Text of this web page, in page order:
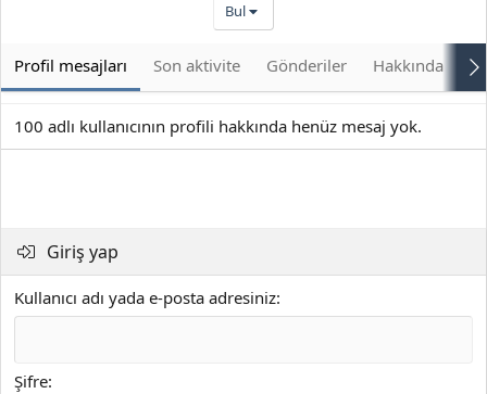
Bul
Profil mesajları Son aktivite Gönderiler Hakkında
100 adlı kullanıcının profili hakkında henüz mesaj yok.
Giriş yap
Kullanıcı adı yada e-posta adresiniz
Şifre